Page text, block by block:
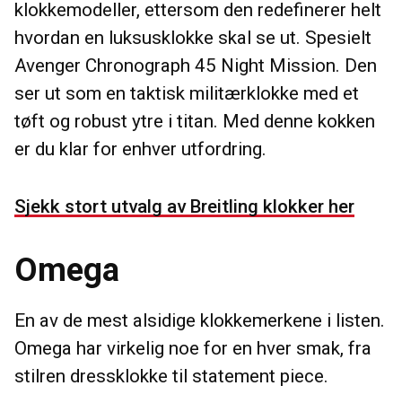
klokkemodeller, ettersom den redefinerer helt
hvordan en luksusklokke skal se ut. Spesielt
Avenger Chronograph 45 Night Mission. Den
ser ut som en taktisk militærklokke med et
tøft og robust ytre i titan. Med denne kokken
er du klar for enhver utfordring.
Sjekk stort utvalg av Breitling klokker her
Omega
En av de mest alsidige klokkemerkene i listen.
Omega har virkelig noe for en hver smak, fra
stilren dressklokke til statement piece.